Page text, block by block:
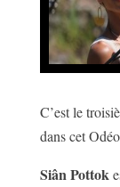
C’est le
dans cet
Siân Pottok